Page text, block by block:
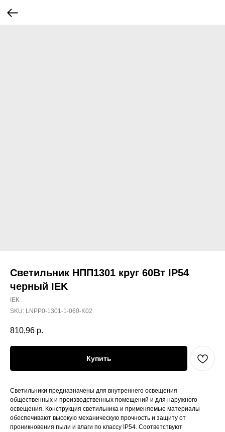
Светильник НПП1301 круг 60Вт IP54
черный IEK
IEK
SKU: LNPP0-1301-1-060-K02
810,96 р.
Купить
Светильники предназначены для внутреннего освещения
общественных и производственных помещений и для наружного
освещения. Конструкция светильника и применяемые материалы
обеспечивают высокую механическую прочность и защиту от
проникновения пыли и влаги по классу IP54. Соответствуют